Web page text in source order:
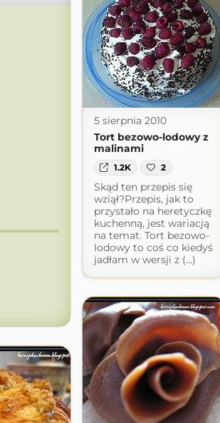
5 sierpnia 2010
Tort bezowo-lodowy z
malinami
1.2K 2
Skąd ten przepis się
wziął?Przepis, jak to
przystało na heretyczkę
kuchenną, jest wariacją
na temat. Tort bezowo-
lodowy to coś co kiedyś
jadłam w wersji z (...)